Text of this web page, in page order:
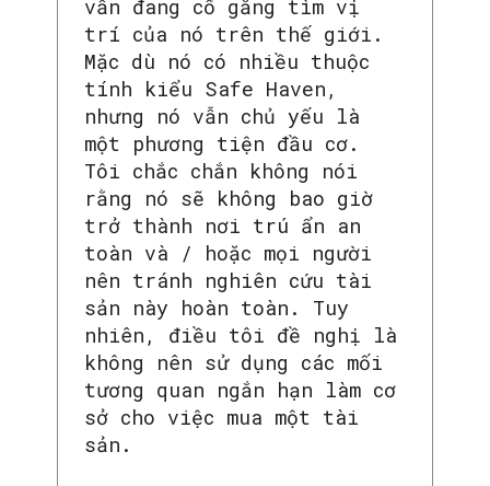
vẫn đang cố gắng tìm vị
trí của nó trên thế giới.
Mặc dù nó có nhiều thuộc
tính kiểu Safe Haven,
nhưng nó vẫn chủ yếu là
một phương tiện đầu cơ.
Tôi chắc chắn không nói
rằng nó sẽ không bao giờ
trở thành nơi trú ẩn an
toàn và / hoặc mọi người
nên tránh nghiên cứu tài
sản này hoàn toàn. Tuy
nhiên, điều tôi đề nghị là
không nên sử dụng các mối
tương quan ngắn hạn làm cơ
sở cho việc mua một tài
sản.